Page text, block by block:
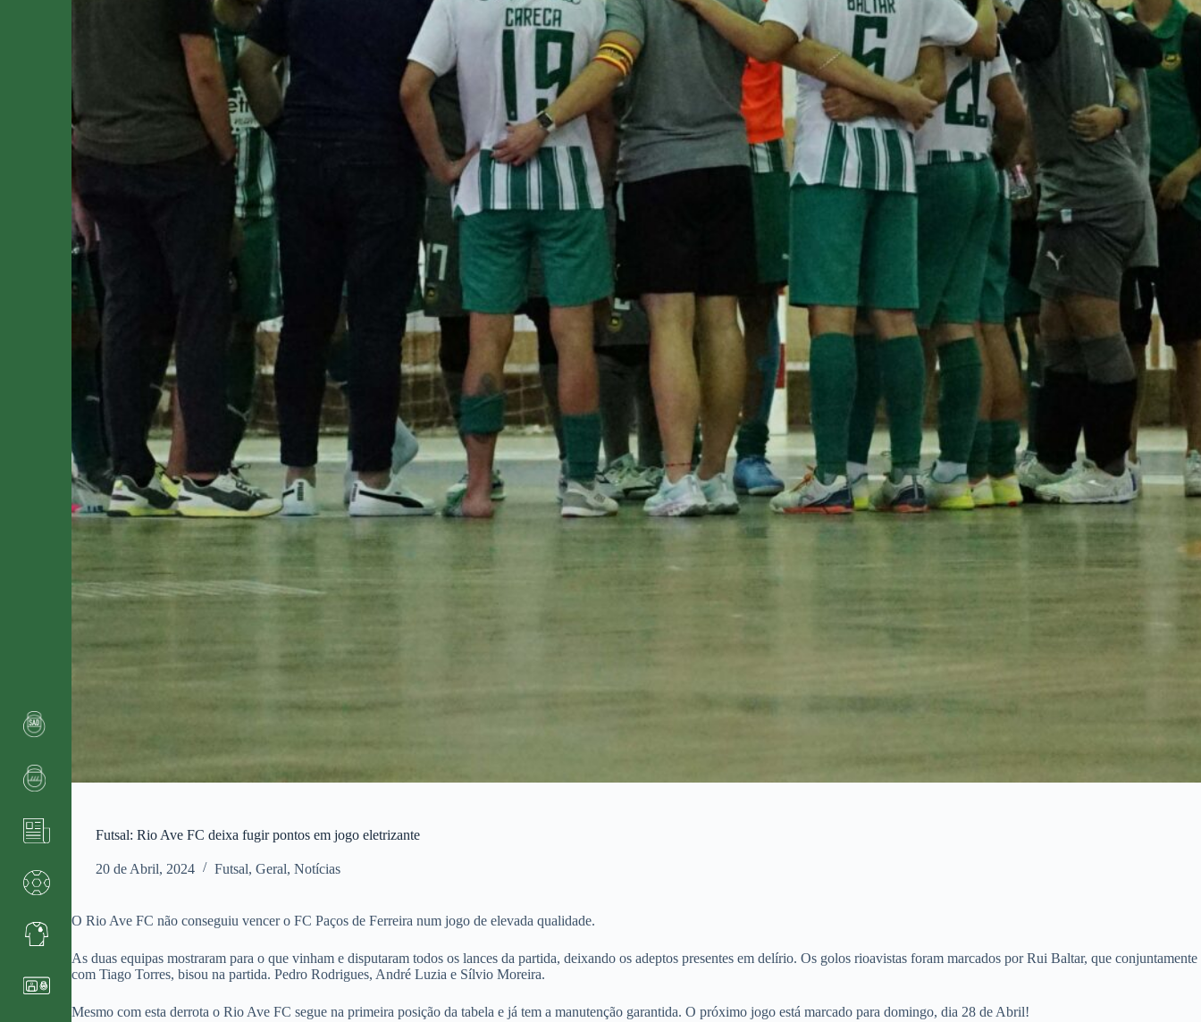
Futsal: Rio Ave FC deixa fugir pontos em jogo eletrizante
20 de Abril, 2024 Futsal,Geral,Notícias
O Rio Ave FC não conseguiu vencer o FC Paços de Ferreira num jogo de elevada qualidade.
As duas equipas mostraram para o que vinham e disputaram todos os lances da partida, deixando os adeptos presentes em delírio. Os golos rioavistas foram marcados por Rui Baltar, que conjuntamente
com Tiago Torres, bisou na partida. Pedro Rodrigues, André Luzia e Sílvio Moreira.
Mesmo com esta derrota o Rio Ave FC segue na primeira posição da tabela e já tem a manutenção garantida. O próximo jogo está marcado para domingo, dia 28 de Abril!